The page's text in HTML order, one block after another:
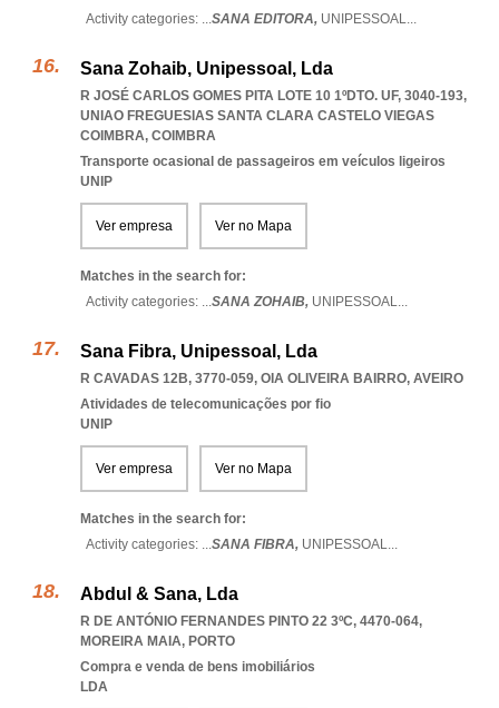
Activity categories: ...SANA EDITORA, UNIPESSOAL...
Sana Zohaib, Unipessoal, Lda
R JOSÉ CARLOS GOMES PITA LOTE 10 1ºDTO. UF, 3040-193,
UNIAO FREGUESIAS SANTA CLARA CASTELO VIEGAS
COIMBRA, COIMBRA
Transporte ocasional de passageiros em veículos ligeiros
UNIP
Ver empresa Ver no Mapa
Matches in the search for:
Activity categories: ...SANA ZOHAIB, UNIPESSOAL...
Sana Fibra, Unipessoal, Lda
R CAVADAS 12B, 3770-059, OIA OLIVEIRA BAIRRO, AVEIRO
Atividades de telecomunicações por fio
UNIP
Ver empresa Ver no Mapa
Matches in the search for:
Activity categories: ...SANA FIBRA, UNIPESSOAL...
Abdul & Sana, Lda
R DE ANTÓNIO FERNANDES PINTO 22 3ºC, 4470-064,
MOREIRA MAIA, PORTO
Compra e venda de bens imobiliários
LDA